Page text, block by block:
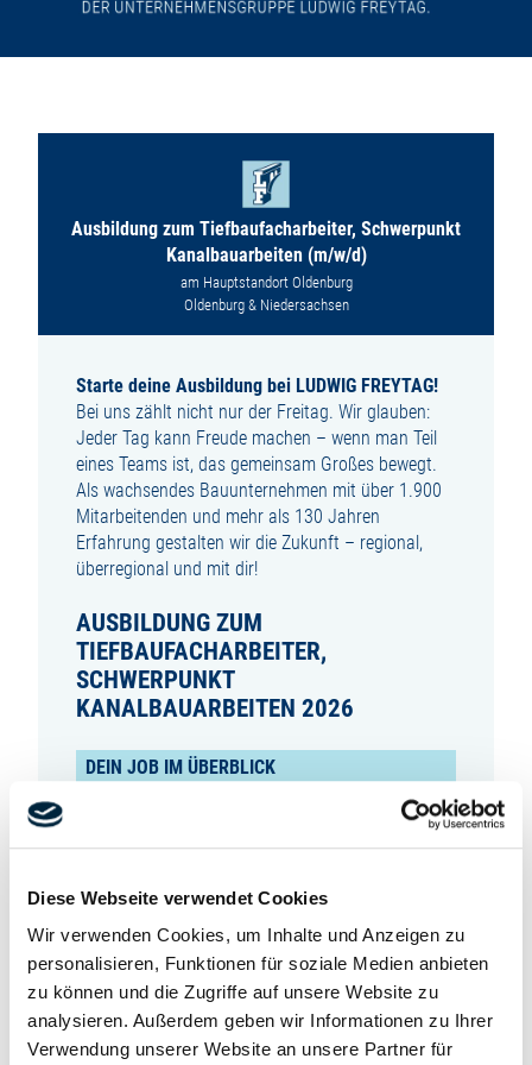
Diese Webseite verwendet Cookies
Wir verwenden Cookies, um Inhalte und Anzeigen zu
personalisieren, Funktionen für soziale Medien anbieten
zu können und die Zugriffe auf unsere Website zu
analysieren. Außerdem geben wir Informationen zu Ihrer
Verwendung unserer Website an unsere Partner für
Ausbildung zum Tiefbaufacharbeiter, Schwerpunkt
Kanalbauarbeiten (m/w/d)
am Hauptstandort Oldenburg
Oldenburg & Niedersachsen
Starte deine Ausbildung bei LUDWIG FREYTAG!
Bei uns zählt nicht nur der Freitag. Wir glauben:
Jeder Tag kann Freude machen – wenn man Teil
eines Teams ist, das gemeinsam Großes bewegt.
Als wachsendes Bauunternehmen mit über 1.900
Mitarbeitenden und mehr als 130 Jahren
Erfahrung gestalten wir die Zukunft – regional,
überregional und mit dir!
AUSBILDUNG ZUM
TIEFBAUFACHARBEITER,
SCHWERPUNKT
KANALBAUARBEITEN 2026
DEIN JOB IM ÜBERBLICK
Schwerpunkt Kanalbauarbeiten bist du dafür
sicher und zuverlässig funktionieren. Du arbeitest
draußen, mit moderner Technik und im Team – und
sorgst dafür, dass Abwasser fachgerecht
abgeleitet wird.
Während deiner 2-jährigen Ausbildung lernst du
unter anderem: